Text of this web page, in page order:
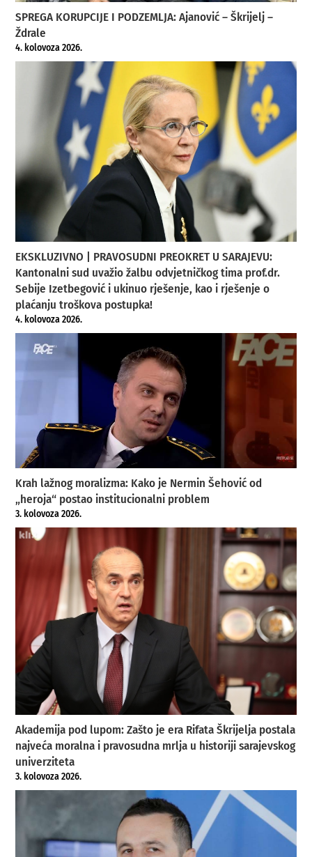
SPREGA KORUPCIJE I PODZEMLJA: Ajanović – Škrijelj –
Ždrale
4. kolovoza 2026.
EKSKLUZIVNO | PRAVOSUDNI PREOKRET U SARAJEVU:
Kantonalni sud uvažio žalbu odvjetničkog tima prof.dr.
Sebije Izetbegović i ukinuo rješenje, kao i rješenje o
plaćanju troškova postupka!
4. kolovoza 2026.
Krah lažnog moralizma: Kako je Nermin Šehović od
„heroja“ postao institucionalni problem
3. kolovoza 2026.
Akademija pod lupom: Zašto je era Rifata Škrijelja postala
najveća moralna i pravosudna mrlja u historiji sarajevskog
univerziteta
3. kolovoza 2026.